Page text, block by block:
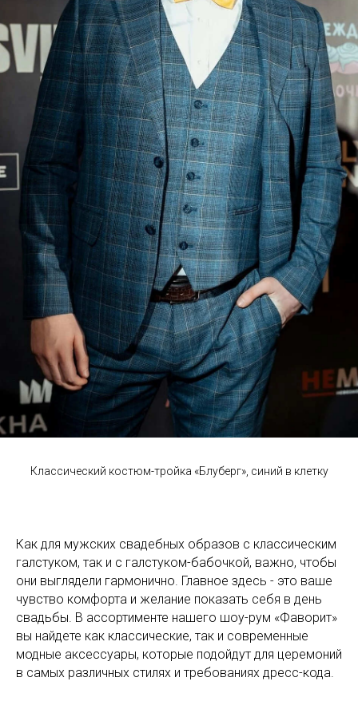
Классический костюм-тройка «Блуберг», синий в клетку
Как для мужских свадебных образов с классическим
галстуком, так и с галстуком-бабочкой, важно, чтобы
они выглядели гармонично. Главное здесь - это ваше
чувство комфорта и желание показать себя в день
свадьбы. В ассортименте нашего шоу-рум «Фаворит»
вы найдете как классические, так и современные
модные аксессуары, которые подойдут для церемоний
в самых различных стилях и требованиях дресс-кода.